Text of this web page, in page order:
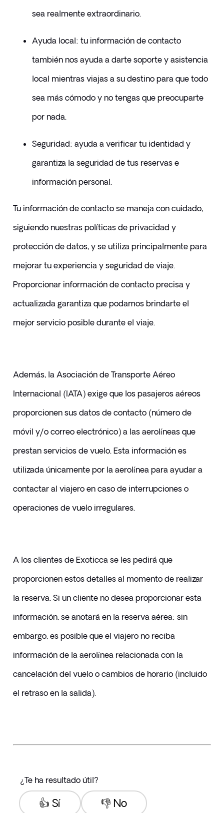
sea realmente extraordinario.
​Ayuda local: tu información de contacto
también nos ayuda a darte soporte y asistencia
local mientras viajas a su destino para que todo
sea más cómodo y no tengas que preocuparte
por nada.
​Seguridad: ayuda a verificar tu identidad y
garantiza la seguridad de tus reservas e
información personal.
​Tu información de contacto se maneja con cuidado,
siguiendo nuestras políticas de privacidad y
protección de datos, y se utiliza principalmente para
mejorar tu experiencia y seguridad de viaje.
Proporcionar información de contacto precisa y
actualizada garantiza que podamos brindarte el
mejor servicio posible durante el viaje.
Además, la Asociación de Transporte Aéreo
Internacional (IATA) exige que los pasajeros aéreos
proporcionen sus datos de contacto (número de
móvil y/o correo electrónico) a las aerolíneas que
prestan servicios de vuelo. Esta información es
utilizada únicamente por la aerolínea para ayudar a
contactar al viajero en caso de interrupciones o
operaciones de vuelo irregulares.
A los clientes de Exoticca se les pedirá que
proporcionen estos detalles al momento de realizar
la reserva. Si un cliente no desea proporcionar esta
información, se anotará en la reserva aérea; sin
embargo, es posible que el viajero no reciba
información de la aerolínea relacionada con la
cancelación del vuelo o cambios de horario (incluido
el retraso en la salida).
¿Te ha resultado útil?
👎 No
👍 Sí